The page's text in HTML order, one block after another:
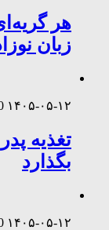
هر
زبان
۱۴۰۵-۰۵-۱۲
تغذیه
بگذارد
۱۴۰۵-۰۵-۱۲